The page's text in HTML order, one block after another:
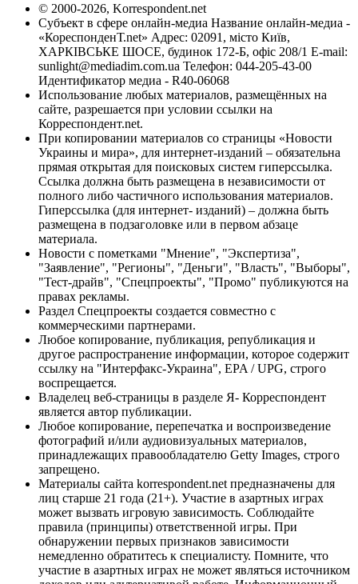
© 2000-2026, Korrespondent.net
Субъект в сфере онлайн-медиа Название онлайн-медиа -
«КореспонденТ.net» Адрес: 02091, місто Київ,
ХАРКІВСЬКЕ ШОСЕ, будинок 172-Б, офіс 208/1 E-mail:
sunlight@mediadim.com.ua Телефон: 044-205-43-00
Идентификатор медиа - R40-06068
Использование любых материалов, размещённых на
сайте, разрешается при условии ссылки на
Корреспондент.net.
При копировании материалов со страницы «Новости
Украины и мира», для интернет-изданий – обязательна
прямая открытая для поисковых систем гиперссылка.
Ссылка должна быть размещена в независимости от
полного либо частичного использования материалов.
Гиперссылка (для интернет- изданий) – должна быть
размещена в подзаголовке или в первом абзаце
материала.
Новости с пометками "Мнение", "Экспертиза",
"Заявление", "Регионы", "Деньги", "Власть", "Выборы",
"Тест-драйв", "Спецпроекты", "Промо" публикуются на
правах рекламы.
Раздел Спецпроекты создается совместно с
коммерческими партнерами.
Любое копирование, публикация, републикация и
другое распространение информации, которое содержит
ссылку на "Интерфакс-Украина", EPA / UPG, строго
воспрещается.
Владелец веб-страницы в разделе Я- Корреспондент
является автор публикации.
Любое копирование, перепечатка и воспроизведение
фотографий и/или аудиовизуальных материалов,
принадлежащих правообладателю Getty Images, строго
запрещено.
Материалы сайта korrespondent.net предназначены для
лиц старше 21 года (21+). Участие в азартных играх
может вызвать игровую зависимость. Соблюдайте
правила (принципы) ответственной игры. При
обнаружении первых признаков зависимости
немедленно обратитесь к специалисту. Помните, что
участие в азартных играх не может являться источником